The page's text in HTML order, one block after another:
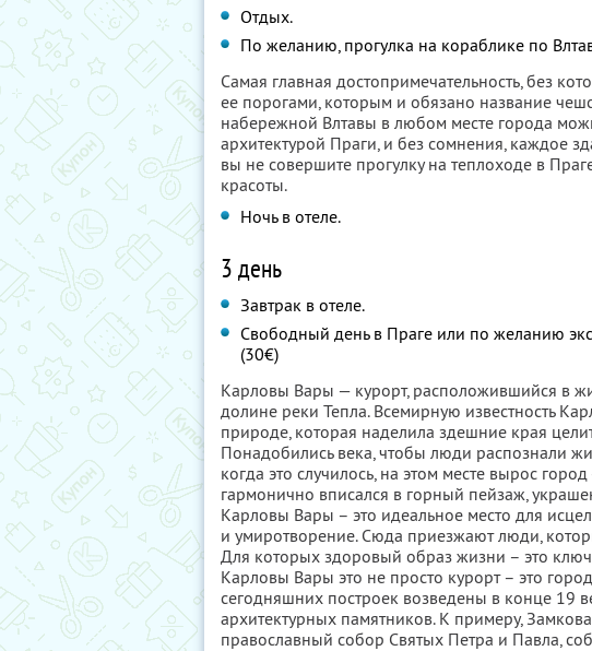
Отдых.
По желанию, прогулка на кораблике по
Самая главная достопримечательность, без
ее порогами, которым и обязано название
набережной Влтавы в любом месте города
архитектурой Праги, и без сомнения, каждое
вы не совершите прогулку на теплоходе в
красоты.
Ночь в отеле.
3 день
Завтрак в отеле.
Свободный день в Праге или по желанию
(30€)
Карловы Вары — курорт, расположившийся в
долине реки Тепла. Всемирную известность
природе, которая наделила здешние края
Понадобились века, чтобы люди распознали
когда это случилось, на этом месте вырос
гармонично вписался в горный пейзаж,
Карловы Вары – это идеальное место для
и умиротворение. Сюда приезжают люди,
Для которых здоровый образ жизни – это ключ
Карловы Вары это не просто курорт – это
сегодняшних построек возведены в конце 19
архитектурных памятников. К примеру,
православный собор Святых Петра и Павла,